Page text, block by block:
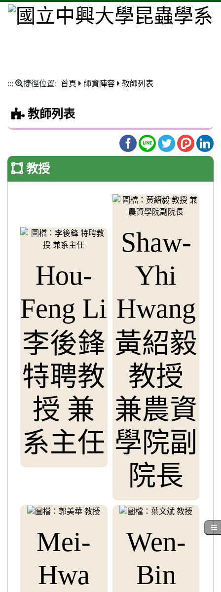
::: 捷徑位置: 首頁 師資陣容 教師列表
教師列表
教授
Hou-
Feng Li
李後鋒
特聘教
授 兼
系主任
Shaw-
Yhi
Hwang
黃紹毅
教授
兼農資
學院副
院長
Mei-
Hwa
Wen-
Bin